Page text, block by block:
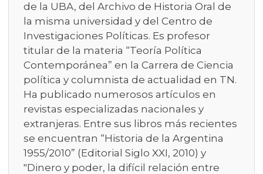
de la UBA, del Archivo de Historia Oral de
la misma universidad y del Centro de
Investigaciones Políticas. Es profesor
titular de la materia “Teoría Política
Contemporánea” en la Carrera de Ciencia
política y columnista de actualidad en TN.
Ha publicado numerosos artículos en
revistas especializadas nacionales y
extranjeras. Entre sus libros más recientes
se encuentran “Historia de la Argentina
1955/2010” (Editorial Siglo XXI, 2010) y
"Dinero y poder, la difícil relación entre